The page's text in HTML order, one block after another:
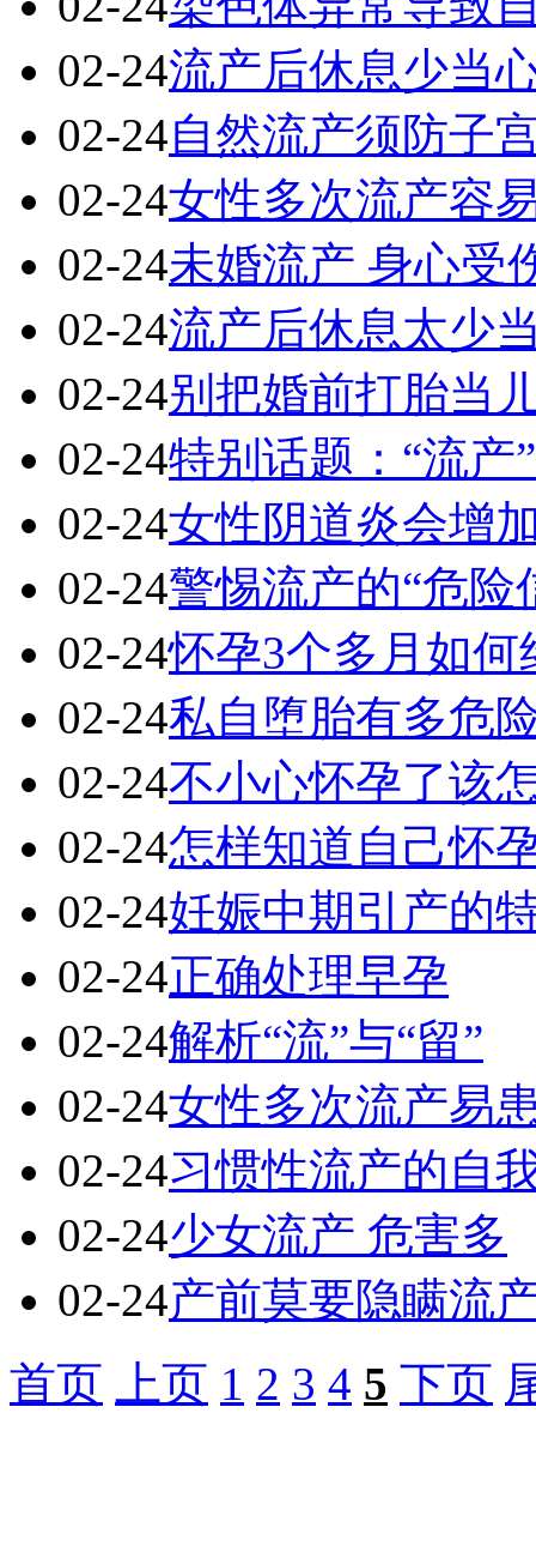
02-24流产后休息少当
02-24自然流产须防子
02-24女性多次流产容
02-24未婚流产 身心受
02-24流产后休息太少
02-24别把婚前打胎当
02-24特别话题：“流产
02-24女性阴道炎会增
02-24警惕流产的“危险
02-24怀孕3个多月如何
02-24私自堕胎有多危
02-24不小心怀孕了该
02-24怎样知道自己怀
02-24妊娠中期引产的
02-24正确处理早孕
02-24解析“流”与“留”
02-24女性多次流产易
02-24习惯性流产的自
02-24少女流产 危害多
02-24产前莫要隐瞒流
首页
上页 1 2 3 4 5 下页